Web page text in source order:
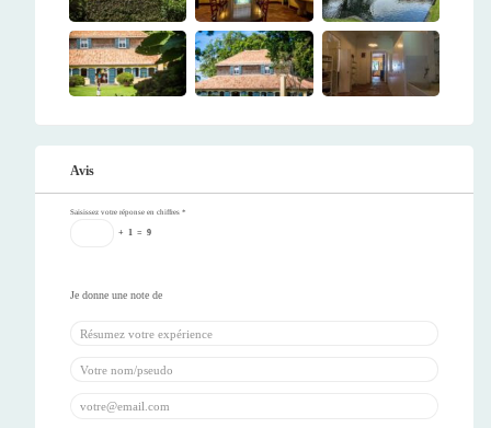
Avis
Saisissez votre réponse en chiffres *
+ 1 = 9